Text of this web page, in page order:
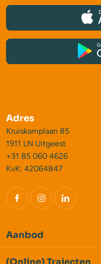
Adres
Kruiskamplaan 85
1911 LN Uitgeest
+31 85 060 4626
KvK: 42064847
Aanbod